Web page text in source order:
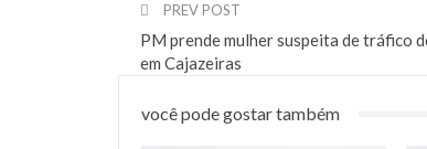
PREV POST
PM prende mulher suspeita de tráfico
em Cajazeiras
você pode gostar também